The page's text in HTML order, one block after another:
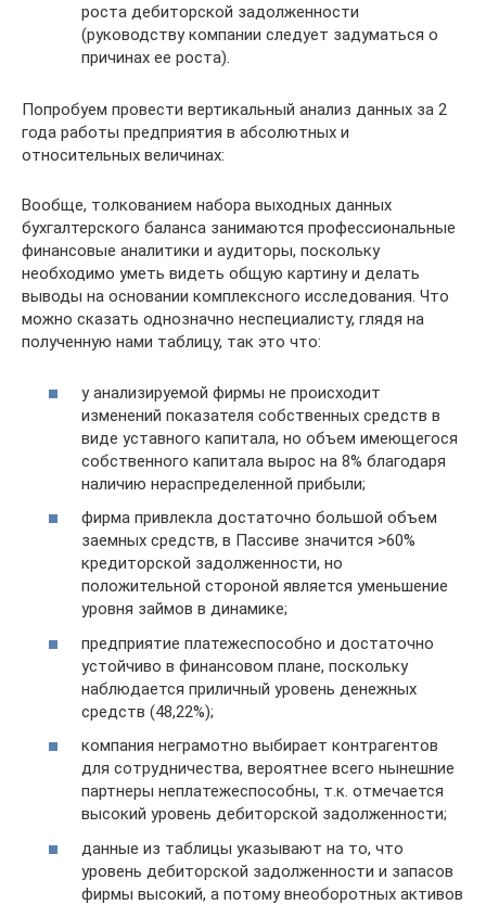
роста дебиторской задолженности
(руководству компании следует задуматься о
причинах ее роста).
Попробуем провести вертикальный анализ данных за 2
года работы предприятия в абсолютных и
относительных величинах:
Вообще, толкованием набора выходных данных
бухгалтерского баланса занимаются профессиональные
финансовые аналитики и аудиторы, поскольку
необходимо уметь видеть общую картину и делать
выводы на основании комплексного исследования. Что
можно сказать однозначно неспециалисту, глядя на
полученную нами таблицу, так это что:
у анализируемой фирмы не происходит
изменений показателя собственных средств в
виде уставного капитала, но объем имеющегося
собственного капитала вырос на 8% благодаря
наличию нераспределенной прибыли;
фирма привлекла достаточно большой объем
заемных средств, в Пассиве значится >60%
кредиторской задолженности, но
положительной стороной является уменьшение
уровня займов в динамике;
предприятие платежеспособно и достаточно
устойчиво в финансовом плане, поскольку
наблюдается приличный уровень денежных
средств (48,22%);
компания неграмотно выбирает контрагентов
для сотрудничества, вероятнее всего нынешние
партнеры неплатежеспособны, т.к. отмечается
высокий уровень дебиторской задолженности;
данные из таблицы указывают на то, что
уровень дебиторской задолженности и запасов
фирмы высокий, а потому внеоборотных активов